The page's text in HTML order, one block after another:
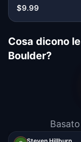
$9.99
Cosa dicono
Boulder?